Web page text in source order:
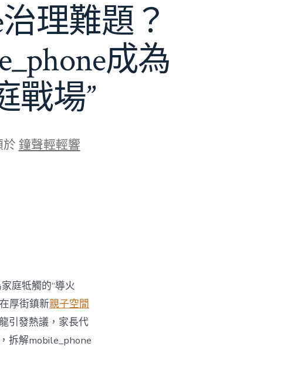
理難題？
成為
戰場”
於 鐘聲輕輕響
庭牴觸的“導火
厚街鎮新親子空間
引發熱議，家長代
拆解mobile_phone